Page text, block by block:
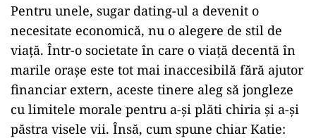
Pentru unele, sugar dating-ul a devenit o
necesitate economică, nu o alegere de stil de
viaţă. Într-o societate în care o viaţă decentă în
marile oraşe este tot mai inaccesibilă fără ajutor
financiar extern, aceste tinere aleg să jongleze
cu limitele morale pentru a-şi plăti chiria şi a-şi
păstra visele vii. Însă, cum spune chiar Katie: